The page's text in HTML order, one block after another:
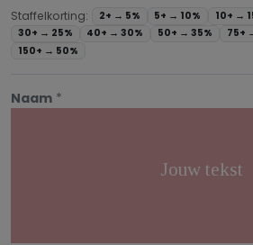
Staffelkorting: 2+ → 5% 5+ → 10% 10+ →
30+ → 25% 40+ →30% 50+ →35% 75+
150+ → 50%
Naam *
Jouw tekst